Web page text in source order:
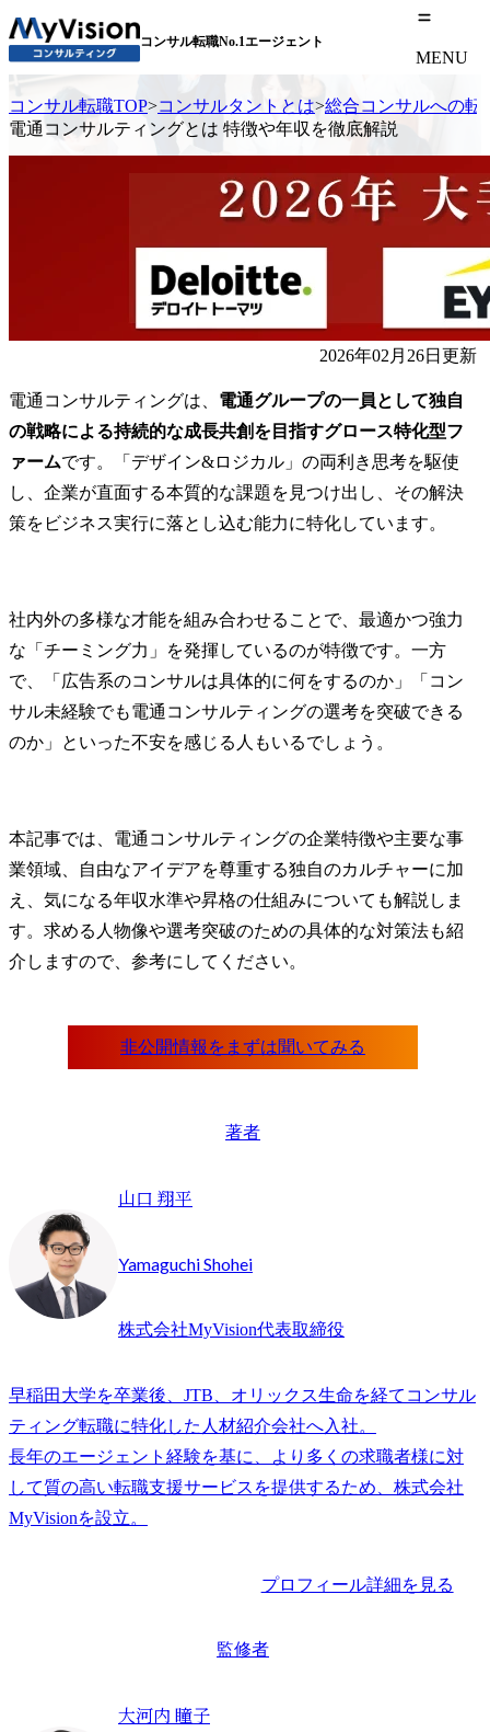
コンサル転職No.1エージェント
MENU
コンサル転職TOP>コンサルタントとは>総合コンサルへの転
電通コンサルティングとは 特徴や年収を徹底解説
2026年02月26日更新
電通コンサルティングは、 電通グループの一員として独自
の戦略による持続的な成長共創を目指すグロース特化型フ
ァームです。「デザイン&ロジカル」の両利き思考を駆使
し、企業が直面する本質的な課題を見つけ出し、その解決
策をビジネス実行に落とし込む能力に特化しています。
社内外の多様な才能を組み合わせることで、最適かつ強力
な「チーミング力」を発揮しているのが特徴です。一方
で、「広告系のコンサルは具体的に何をするのか」「コン
サル未経験でも電通コンサルティングの選考を突破できる
のか」といった不安を感じる人もいるでしょう。
本記事では、電通コンサルティングの企業特徴や主要な事
業領域、自由なアイデアを尊重する独自のカルチャーに加
え、気になる年収水準や昇格の仕組みについても解説しま
す。求める人物像や選考突破のための具体的な対策法も紹
介しますので、参考にしてください。
著者
山口 翔平
Yamaguchi Shohei
株式会社MyVision代表取締役
早稲田大学を卒業後、JTB、オリックス生命を経てコンサル
ティング転職に特化した人材紹介会社へ入社。
長年のエージェント経験を基に、より多くの求職者様に対
して質の高い転職支援サービスを提供するため、株式会社
プロフィール詳細を見る
監修者
大河内 瞳子